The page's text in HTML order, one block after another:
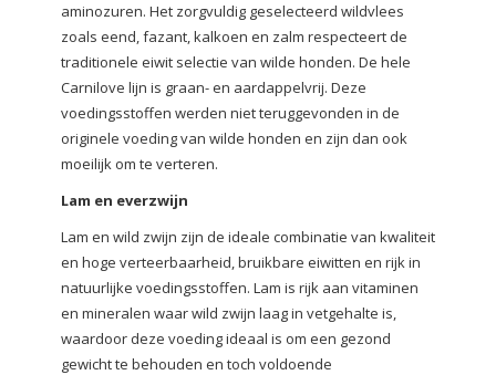
aminozuren. Het zorgvuldig geselecteerd wildvlees
zoals eend, fazant, kalkoen en zalm respecteert de
traditionele eiwit selectie van wilde honden. De hele
Carnilove lijn is graan- en aardappelvrij. Deze
voedingsstoffen werden niet teruggevonden in de
originele voeding van wilde honden en zijn dan ook
moeilijk om te verteren.
Lam en everzwijn
Lam en wild zwijn zijn de ideale combinatie van kwaliteit
en hoge verteerbaarheid, bruikbare eiwitten en rijk in
natuurlijke voedingsstoffen. Lam is rijk aan vitaminen
en mineralen waar wild zwijn laag in vetgehalte is,
waardoor deze voeding ideaal is om een gezond
gewicht te behouden en toch voldoende